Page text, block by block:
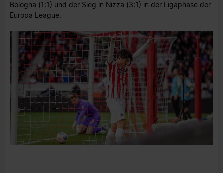
Bologna (1:1) und der Sieg in Nizza (3:1) in der Ligaphase der
Europa League.